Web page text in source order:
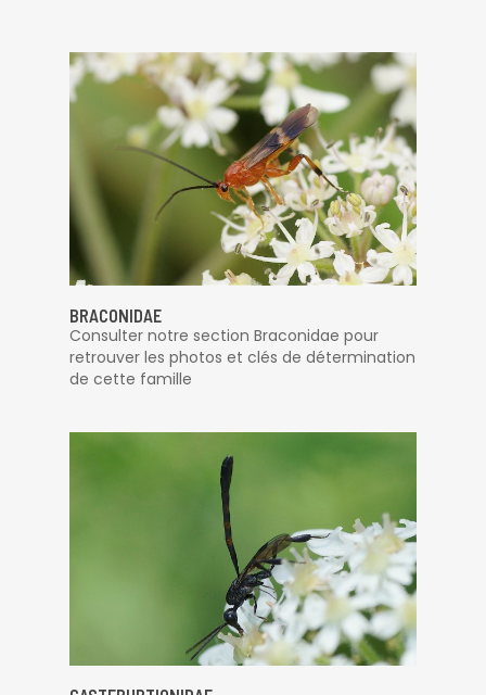
BRACONIDAE
Consulter notre section Braconidae pour
retrouver les photos et clés de détermination
de cette famille